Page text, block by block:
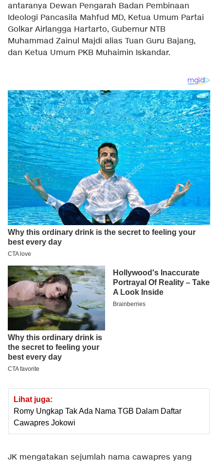
antaranya Dewan Pengarah Badan Pembinaan
Ideologi Pancasila Mahfud MD, Ketua Umum Partai
Golkar Airlangga Hartarto, Gubernur NTB
Muhammad Zainul Majdi alias Tuan Guru Bajang,
dan Ketua Umum PKB Muhaimin Iskandar.
Lihat juga:
Romy Ungkap Tak Ada Nama TGB Dalam Daftar
Cawapres Jokowi
JK mengatakan sejumlah nama cawapres yang